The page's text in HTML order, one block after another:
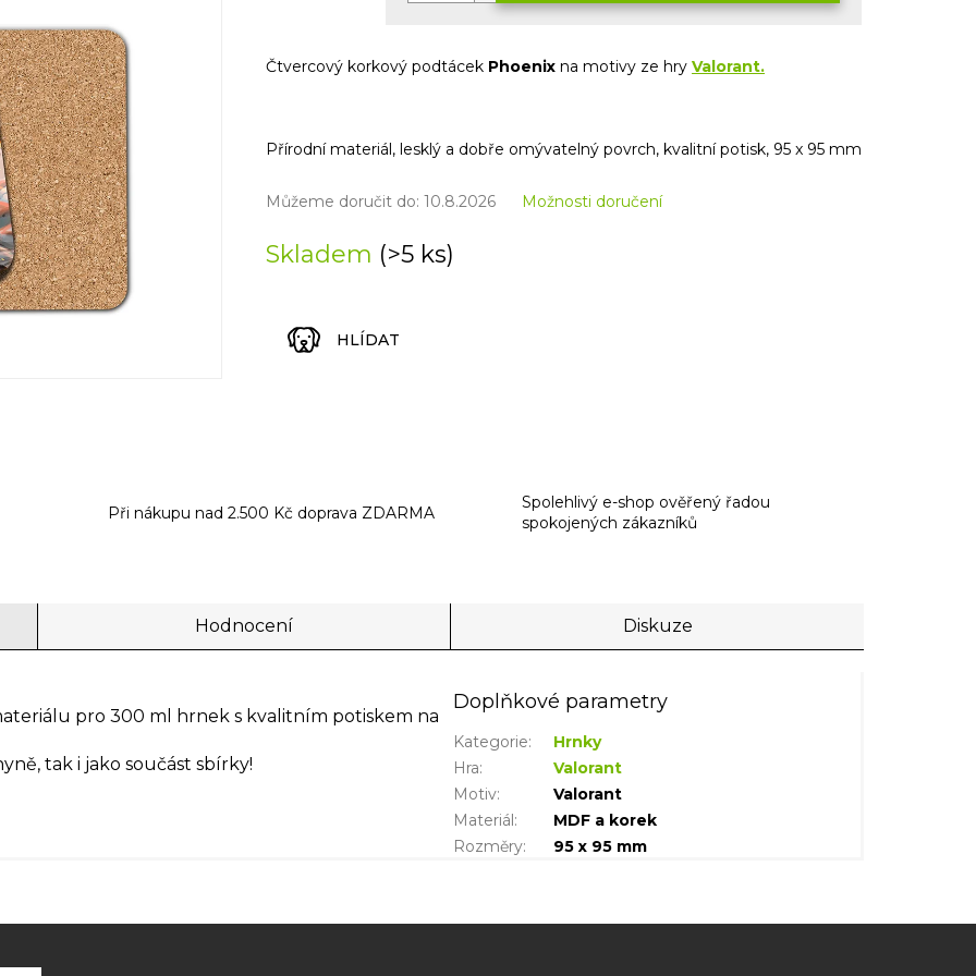
Skladem (>5 ks)
Můžeme doručit do: 10.8.2026 Možnosti doručení
Čtvercový korkový podtácek Phoenix na motivy ze hry Valorant.
Přírodní materiál, lesklý a dobře omývatelný povrch, kvalitní potisk, 95 x 95 mm
HLÍDAT
Při nákupu nad 2.500 Kč doprava ZDARMA
Spolehlivý e-shop ověřený řadou
spokojených zákazníků
Hodnocení Diskuze
pro 300 ml hrnek s kvalitním potiskem na
tak i jako součást sbírky!
Doplňkové parametry
Kategorie:
Hrnky
Hra:
Valorant
Motiv:
Valorant
Materiál:
MDF a korek
Rozměry: 95 x 95 mm